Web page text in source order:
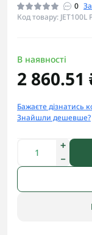
0
Код товару: JET100L
В наявності
2 860.51
Бажаєте дізнатись
Знайшли дешевше?